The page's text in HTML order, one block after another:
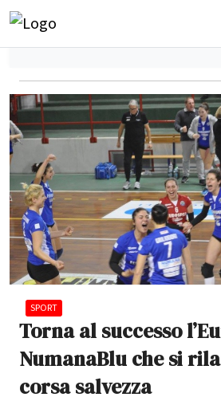
SPORT
Torna al successo
NumanaBlu che si
corsa salvezza